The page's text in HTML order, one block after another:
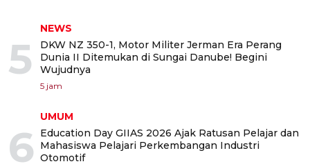
5
NEWS
DKW NZ 350-1, Motor Militer Jerman Era Perang
Dunia II Ditemukan di Sungai Danube! Begini
Wujudnya
5 jam
6
UMUM
Education Day GIIAS 2026 Ajak Ratusan Pelajar dan
Mahasiswa Pelajari Perkembangan Industri
Otomotif